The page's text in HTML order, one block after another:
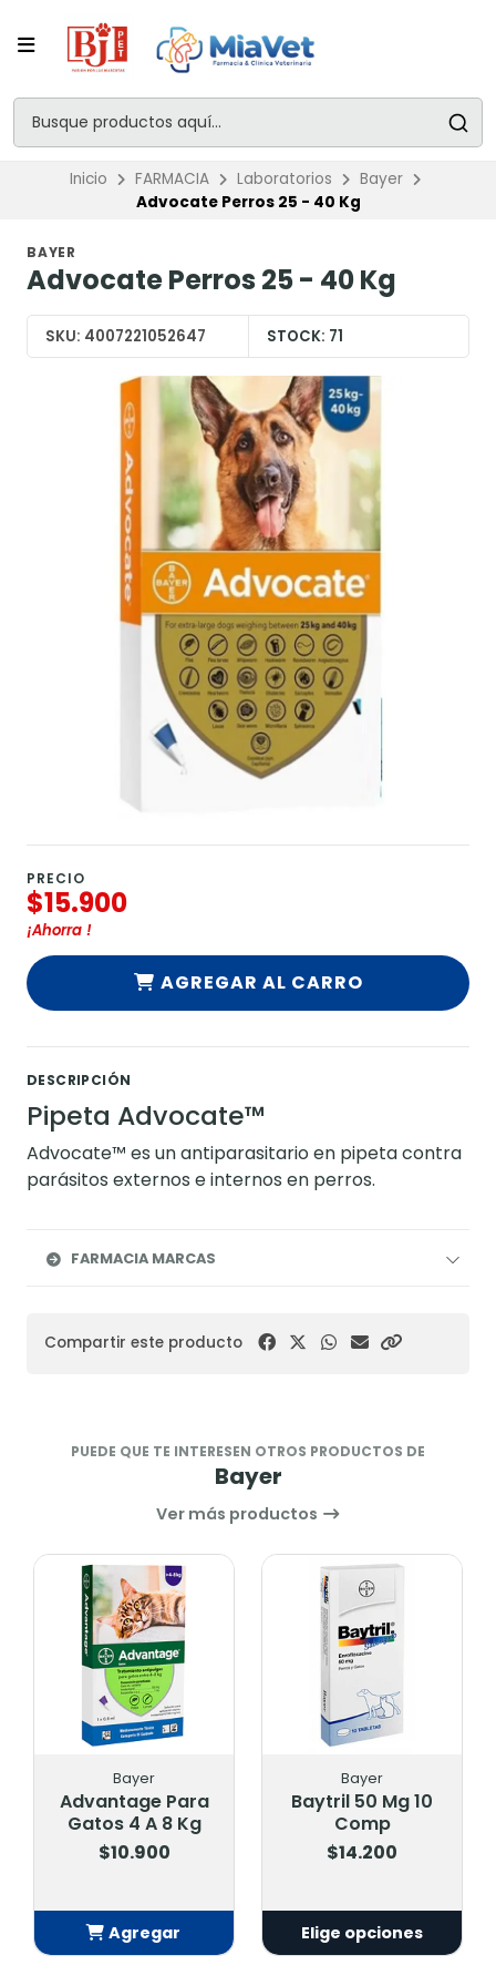
Inicio FARMACIA Laboratorios
Bayer
Advocate Perros 25 - 40 Kg
BAYER
Advocate Perros 25 - 40 Kg
SKU: 4007221052647 STOCK: 71
PRECIO
$15.900
¡Ahorra !
AGREGAR AL CARRO
DESCRIPCIÓN
Pipeta Advocate™
Advocate™ es un antiparasitario en pipeta contra
parásitos externos e internos en perros.
FARMACIA MARCAS
Compartir este producto
PUEDE QUE TE INTERESEN OTROS PRODUCTOS DE
Bayer
Ver más productos
Bayer
Advantage Para
Gatos 4 A 8 Kg
$10.900
Agregar
Bayer
Baytril 50 Mg 10
Comp
$14.200
Elige opciones